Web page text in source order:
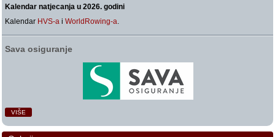
Kalendar natjecanja u 2026. godini
Kalendar HVS-a iWorldRowing-a.
Sava osiguranje
VIŠE